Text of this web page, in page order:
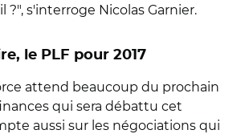
?", s'interroge Nicolas Garnier.
le PLF pour 2017
attend beaucoup du prochain
qui sera débattu cet
aussi sur les négociations qui